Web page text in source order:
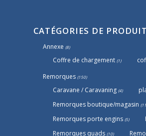
CATÉGORIES DE
Annexe (8)
Coffre de chargement (1)
Remorques (150)
Caravane / Caravaning (4)
Remorques boutique/magasin
Remorques porte engins (5)
Remorques quads (10)